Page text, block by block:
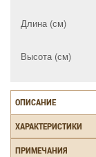
Длина (см)
Высота (см)
ОПИСАНИЕ
ХАРАКТЕРИСТИКИ
ПРИМЕЧАНИЯ